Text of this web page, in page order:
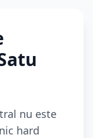
nu este
hard